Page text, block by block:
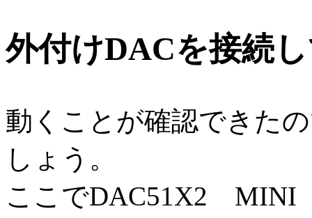
外付けDACを接続
動くことが確認できた
しょう。
ここでDAC51X2 MINI